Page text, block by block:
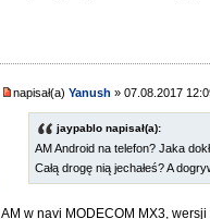
napisał(a)Yanush » 07.08.2017
jaypablo napisał(a):
AM Android na telefon? Jaka
Całą drogę nią jechałeś? A
AM w navi MODECOM MX3,